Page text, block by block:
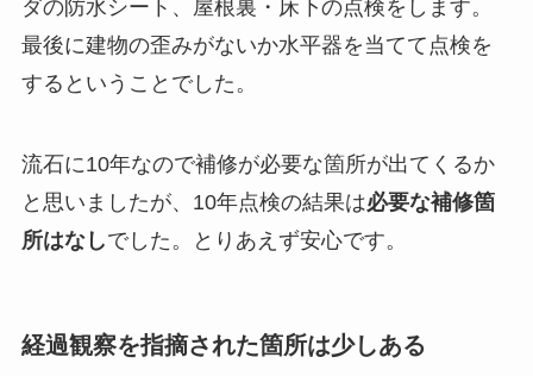
ダの防水シート、屋根裏・床下の点検をします。
最後に建物の歪みがないか水平器を当てて点検を
するということでした。
流石に10年なので補修が必要な箇所が出てくるか
と思いましたが、10年点検の結果は必要な補修箇
所はなしでした。とりあえず安心です。
経過観察を指摘された箇所は少しある